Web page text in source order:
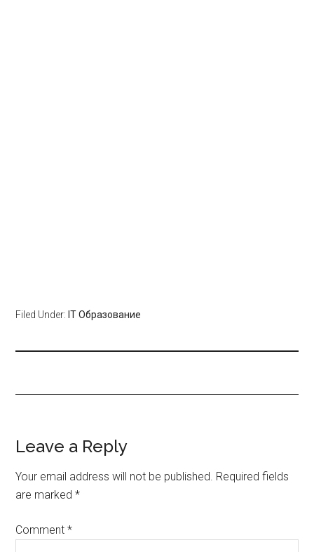
Filed Under: IT Образование
Leave a Reply
Your email address will not be published. Required fields
are marked*
Comment*